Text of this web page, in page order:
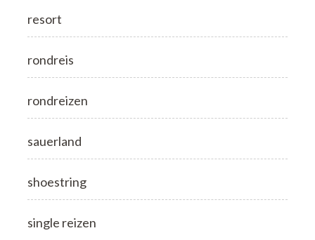
resort
rondreis
rondreizen
sauerland
shoestring
single reizen